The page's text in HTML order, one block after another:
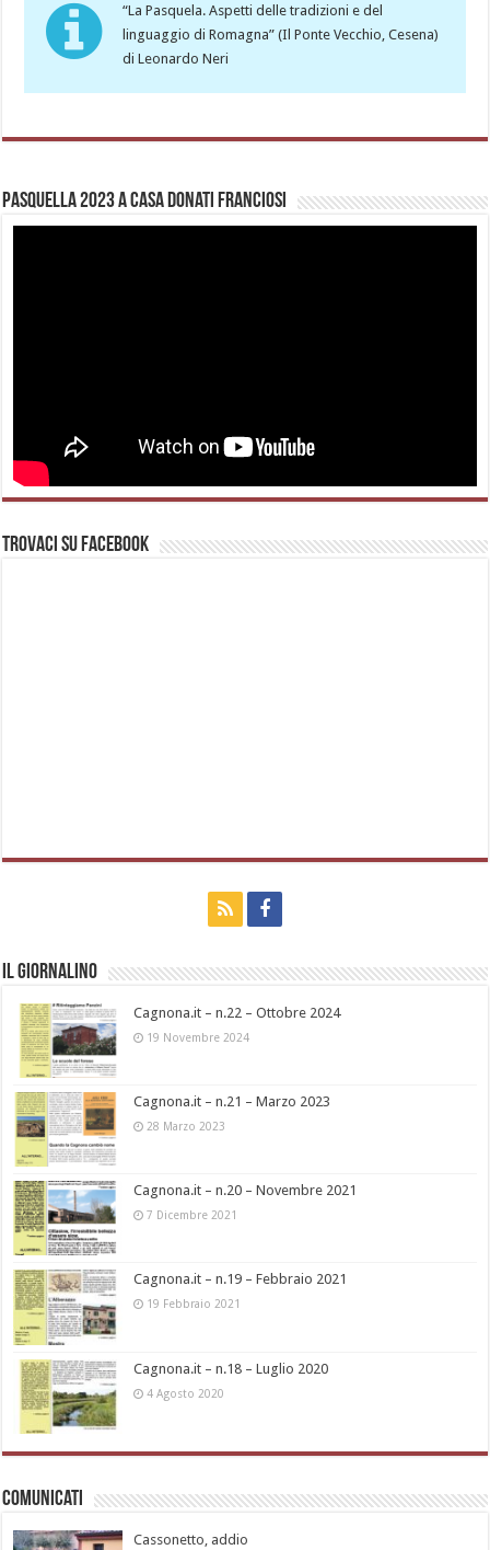
“La Pasquela. Aspetti delle tradizioni e del
linguaggio di Romagna” (Il Ponte Vecchio, Cesena)
di Leonardo Neri
Pasquella 2023 a casa Donati Franciosi
Trovaci su Facebook
Il Giornalino
Cagnona.it – n.22 – Ottobre 2024
19 Novembre 2024
Cagnona.it – n.21 – Marzo 2023
28 Marzo 2023
Cagnona.it – n.20 – Novembre 2021
7 Dicembre 2021
Cagnona.it – n.19 – Febbraio 2021
19 Febbraio 2021
Cagnona.it – n.18 – Luglio 2020
4 Agosto 2020
Comunicati
Cassonetto, addio